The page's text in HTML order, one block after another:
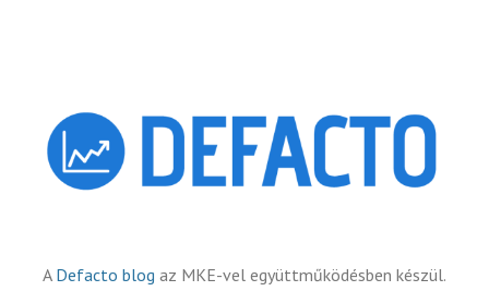
A Defacto blog az MKE-vel együttműködésben készül.